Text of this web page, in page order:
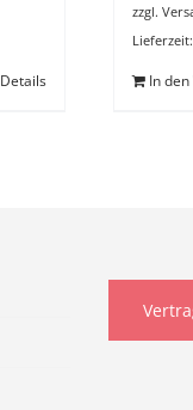
Details
zzgl.
Lieferzeit:
In